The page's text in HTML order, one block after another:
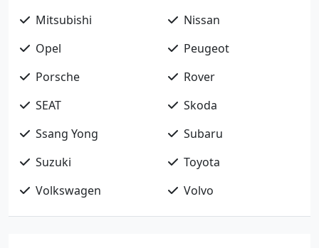
Mitsubishi
Nissan
Opel
Peugeot
Porsche
Rover
SEAT
Skoda
Ssang Yong
Subaru
Suzuki
Toyota
Volkswagen
Volvo